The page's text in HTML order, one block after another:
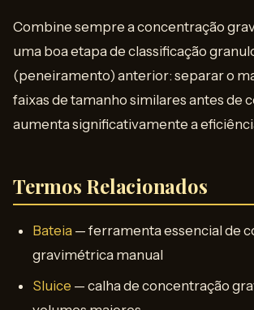
Combine sempre a concentração
uma boa etapa de classificação
(peneiramento) anterior: separar o
faixas de tamanho similares antes de
aumenta significativamente a
Termos Relacionados
Bateia — ferramenta essencial de
gravimétrica manual
Sluice — calha de concentração